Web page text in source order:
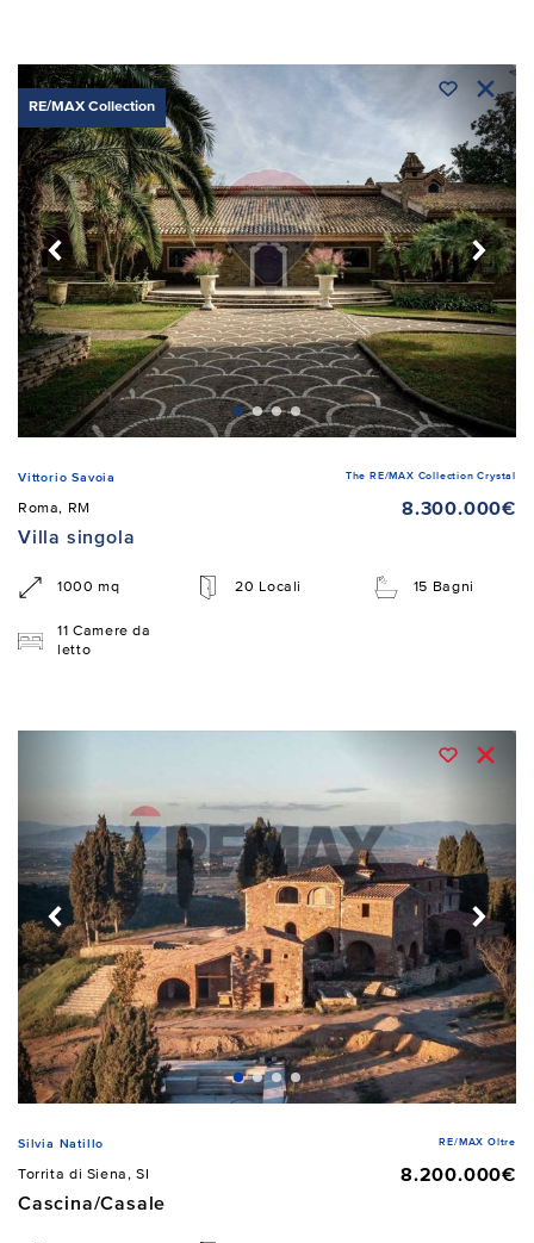
RE/MAX Collection
Vittorio Savoia The RE/MAX Collection Crystal
Roma, RM
8.300.000€
Villa singola
1000 mq 20 Locali 15 Bagni
11 Camere da
letto
Silvia Natillo RE/MAX Oltre
Torrita di Siena, SI
8.200.000€
Cascina/Casale